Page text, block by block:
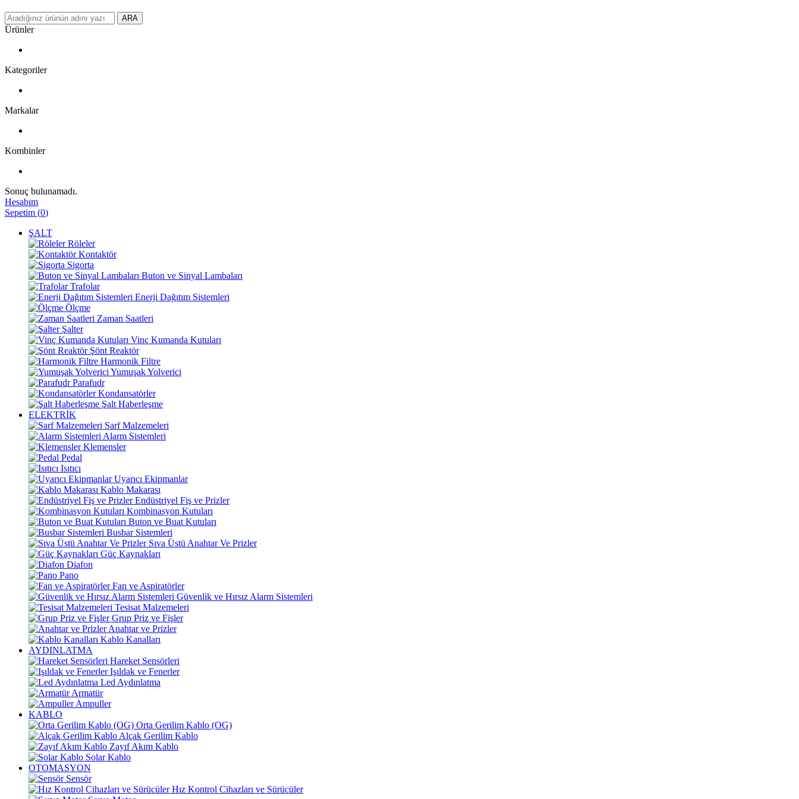
ARA
Ürünler
Kategoriler
Markalar
Kombinler
Sonuç bulunamadı.
Hesabım
Sepetim (0)
ŞALT
Röleler
Kontaktör
Sigorta
Buton ve Sinyal Lambaları
Trafolar
Enerji Dağıtım Sistemleri
Ölçme
Zaman Saatleri
Şalter
Vinç Kumanda Kutuları
Şönt Reaktör
Harmonik Filtre
Yumuşak Yolverici
Parafudr
Kondansatörler
Şalt Haberleşme
ELEKTRİK
Sarf Malzemeleri
Alarm Sistemleri
Klemensler
Pedal
Isıtıcı
Uyarıcı Ekipmanlar
Kablo Makarası
Endüstriyel Fiş ve Prizler
Kombinasyon Kutuları
Buton ve Buat Kutuları
Busbar Sistemleri
Sıva Üstü Anahtar Ve Prizler
Güç Kaynakları
Diafon
Pano
Fan ve Aspiratörler
Güvenlik ve Hırsız Alarm Sistemleri
Tesisat Malzemeleri
Grup Priz ve Fişler
Anahtar ve Prizler
Kablo Kanalları
AYDINLATMA
Hareket Sensörleri
Işıldak ve Fenerler
Led Aydınlatma
Armatür
Ampuller
KABLO
Orta Gerilim Kablo (OG)
Alçak Gerilim Kablo
Zayıf Akım Kablo
Solar Kablo
OTOMASYON
Sensör
Hız Kontrol Cihazları ve Sürücüler